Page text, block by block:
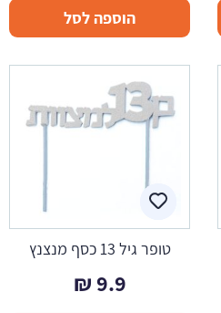
הוספה לסל
טופר גיל 13 כסף מנצנץ
9.9
₪